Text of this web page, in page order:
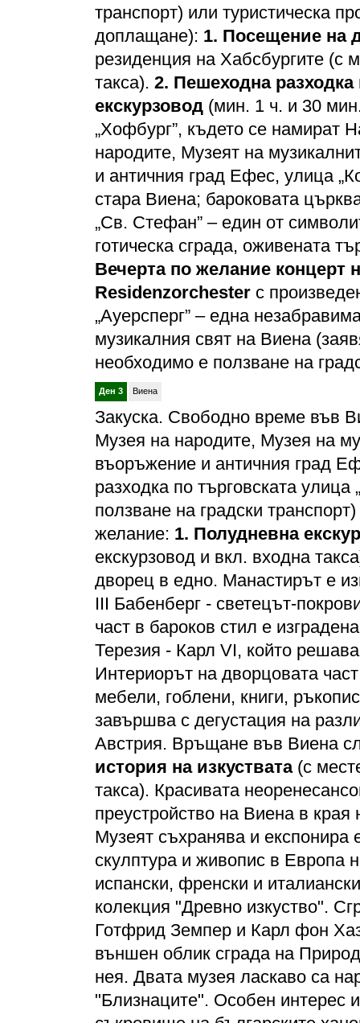
транспорт) или туристическа
доплащане): 1. Посещение на
резиденция на Хабсбургите (с
такса). 2. Пешеходна
екскурзовод (мин. 1 ч. и 30
„Хофбург”, където се намират
народите, Музеят на
и античния град Ефес, улица
стара Виена; бароковата
„Св. Стефан” – един от
готическа сграда, оживената
Вечерта по желание концерт
Residenzorchester с
„Ауерсперг” – една
музикалния свят на Виена
необходимо е ползване на
Ден 3 Виена
Закуска. Свободно време във
Музея на народите, Музея на
въоръжение и античния град
разходка по търговската
ползване на градски
желание: 1. Полудневна
екскурзовод и вкл. входна
дворец в едно. Манастирът е
III Бабенберг - светецът-
част в бароков стил е
Терезия - Карл VI, който
Интериорът на дворцовата
мебели, гоблени, книги,
завършва с дегустация на
Австрия. Връщане във Виена
история на изкуствата(с
такса). Красивата
преустройство на Виена в
Музеят съхранява и експонира
скулптура и живопис в Европа
испански, френски и
колекция "Древно изкуство".
Готфрид Земпер и Карл фон
външен облик сграда на
нея. Двата музея ласкаво са
"Близнаците". Особен интерес